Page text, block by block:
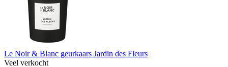
Le Noir & Blanc geurkaars Jardin des Fleurs
Veel verkocht